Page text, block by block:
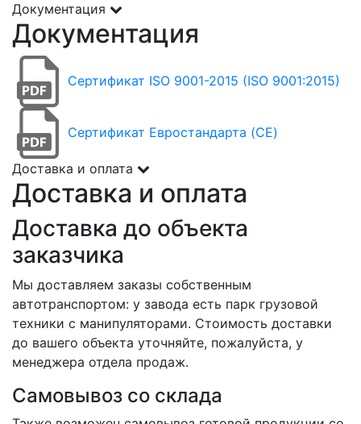
Документация
Документация
Сертификат ISO 9001-2015 (ISO 9001:2015)
Сертификат Евростандарта (CE)
Доставка и оплата
Доставка и оплата
Доставка до объекта
заказчика
Мы доставляем заказы собственным
автотранспортом: у завода есть парк грузовой
техники с манипуляторами. Стоимость доставки
до вашего объекта уточняйте, пожалуйста, у
менеджера отдела продаж.
Самовывоз со склада